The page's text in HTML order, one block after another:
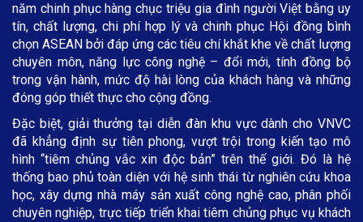
năm chinh phục hàng chục triệu gia đình người Việt bằng uy
tín, chất lượng, chi phí hợp lý và chinh phục Hội đồng bình
chọn ASEAN bởi đáp ứng các tiêu chí khắt khe về chất lượng
chuyên môn, năng lực công nghệ – đổi mới, tính đồng bộ
trong vận hành, mức độ hài lòng của khách hàng và những
đóng góp thiết thực cho cộng đồng.
Đặc biệt, giải thưởng tại diễn đàn khu vực dành cho VNVC
đã khẳng định sự tiên phong, vượt trội trong kiến tạo mô
hình “tiêm chủng vắc xin độc bản” trên thế giới. Đó là hệ
thống bao phủ toàn diện với hệ sinh thái từ nghiên cứu khoa
học, xây dựng nhà máy sản xuất công nghệ cao, phân phối
chuyên nghiệp, trực tiếp triển khai tiêm chủng phục vụ khách